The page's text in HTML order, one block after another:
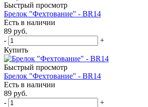
Быстрый просмотр
Брелок "Фехтование" - BR14
Есть в наличии
89 руб.
-
+
Купить
Быстрый просмотр
Брелок "Фехтование" - BR14
Есть в наличии
89 руб.
-
+